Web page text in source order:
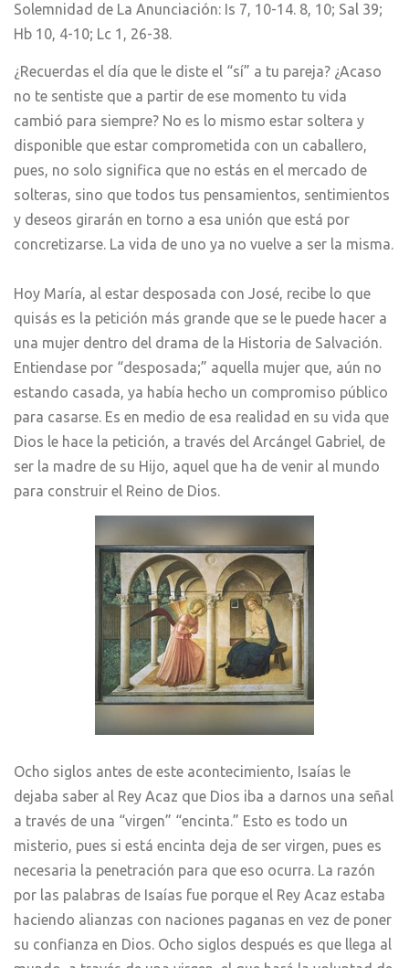
Solemnidad de La Anunciación: Is 7, 10-14. 8, 10; Sal 39;
Hb 10, 4-10; Lc 1, 26-38.
¿Recuerdas el día que le diste el “sí” a tu pareja? ¿Acaso
no te sentiste que a partir de ese momento tu vida
cambió para siempre? No es lo mismo estar soltera y
disponible que estar comprometida con un caballero,
pues, no solo significa que no estás en el mercado de
solteras, sino que todos tus pensamientos, sentimientos
y deseos girarán en torno a esa unión que está por
concretizarse. La vida de uno ya no vuelve a ser la misma.
Hoy María, al estar desposada con José, recibe lo que
quisás es la petición más grande que se le puede hacer a
una mujer dentro del drama de la Historia de Salvación.
Entiendase por “desposada;” aquella mujer que, aún no
estando casada, ya había hecho un compromiso público
para casarse. Es en medio de esa realidad en su vida que
Dios le hace la petición, a través del Arcángel Gabriel, de
ser la madre de su Hijo, aquel que ha de venir al mundo
para construir el Reino de Dios.
Ocho siglos antes de este acontecimiento, Isaías le
dejaba saber al Rey Acaz que Dios iba a darnos una señal
a través de una “virgen” “encinta.” Esto es todo un
misterio, pues si está encinta deja de ser virgen, pues es
necesaria la penetración para que eso ocurra. La razón
por las palabras de Isaías fue porque el Rey Acaz estaba
haciendo alianzas con naciones paganas en vez de poner
su confianza en Dios. Ocho siglos después es que llega al